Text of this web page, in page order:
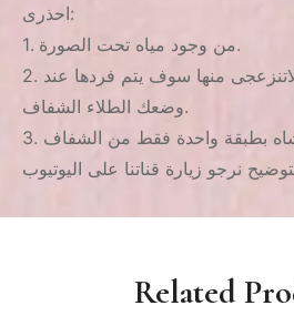
احذرى:
1. من وجود مياه تحت الصورة.
2. اذا وجد تنيات خفيفة لاتنزعجى منها سوف يتم فردها عند
وضعك الطلاء الشفاف.
Related